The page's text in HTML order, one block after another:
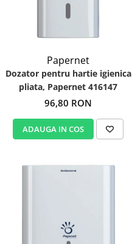
Papernet
Dozator pentru hartie igienica
pliata, Papernet 416147
96,80 RON
ADAUGA IN COS